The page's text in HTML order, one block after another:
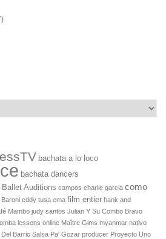
bachata a lo loco
bachata dancers
Ballet Auditions campos charlie garcia como
Baroni eddy tusa ema film entier hank and
Mambo judy santos Julian Y Su Combo Bravo
lessons online Maître Gims myanmar nativo
Barrio Salsa Pa' Gozar producer Proyecto Uno